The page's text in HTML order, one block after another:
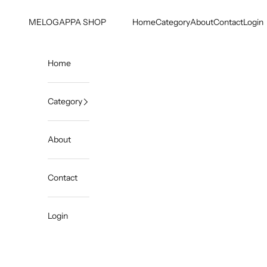
MELOGAPPA SHOP
HomeCategoryAboutContactLogin
Home
Category
About
Contact
Login